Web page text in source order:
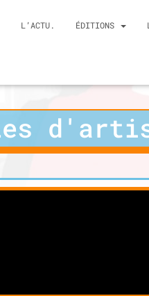
L’ACTU. ÉDITIONS